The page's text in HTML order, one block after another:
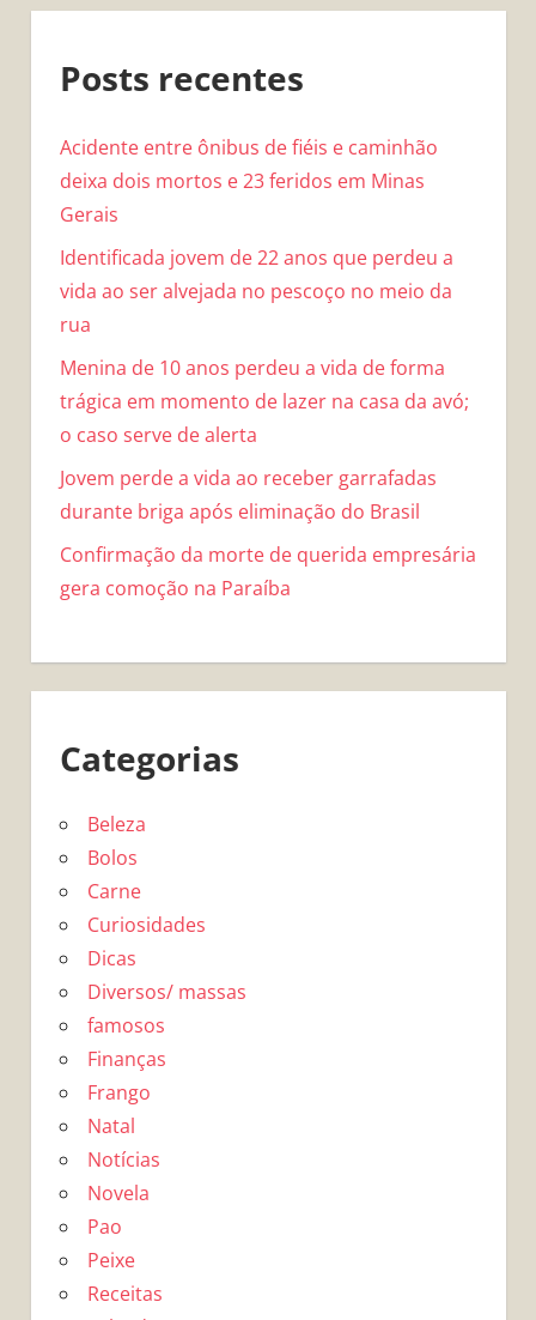
Posts recentes
Acidente entre ônibus de fiéis e caminhão
deixa dois mortos e 23 feridos em Minas
Gerais
Identificada jovem de 22 anos que perdeu a
vida ao ser alvejada no pescoço no meio da
rua
Menina de 10 anos perdeu a vida de forma
trágica em momento de lazer na casa da avó;
o caso serve de alerta
Jovem perde a vida ao receber garrafadas
durante briga após eliminação do Brasil
Confirmação da morte de querida empresária
gera comoção na Paraíba
Categorias
Beleza
Bolos
Carne
Curiosidades
Dicas
Diversos/ massas
famosos
Finanças
Frango
Natal
Notícias
Novela
Pao
Peixe
Receitas